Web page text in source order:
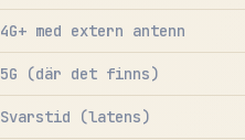
4G+ med extern antenn
5G (där det finns)
Svarstid (latens)